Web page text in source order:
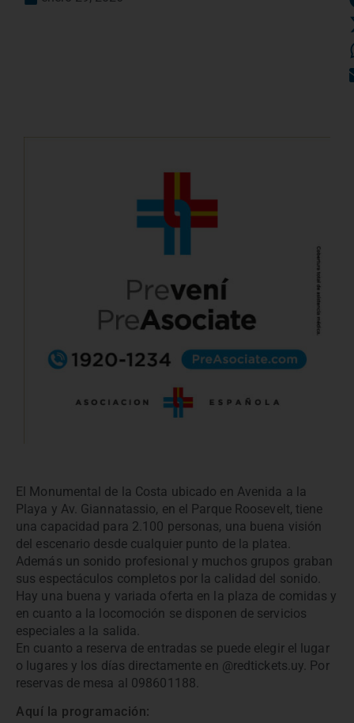
El Monumental de la Costa ubicado en Avenida a la
Playa y Av. Giannatassio, en el Parque Roosevelt, tiene
una capacidad para 2.100 personas, una buena visión
del escenario desde cualquier punto de la platea.
Además un sonido profesional y muchos grupos graban
sus espectáculos completos por la calidad del sonido.
Hay una buena y variada oferta en la plaza de comidas y
en cuanto a la locomoción se disponen de servicios
especiales a la salida.
En cuanto a reserva de entradas se puede elegir el lugar
o lugares y los días directamente en @redtickets.uy. Por
reservas de mesa al 098601188.
Aquí la programación: